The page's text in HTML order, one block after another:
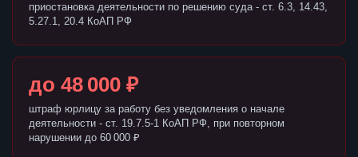
приостановка деятельности по решению суда - ст. 6.3, 14.43,
5.27.1, 20.4 КоАП РФ
до 48 000 ₽
штраф юрлицу за работу без уведомления о начале
деятельности - ст. 19.7.5-1 КоАП РФ, при повторном
нарушении до 60 000 ₽